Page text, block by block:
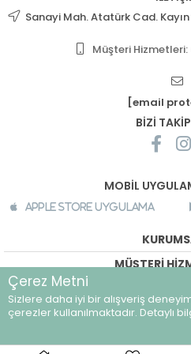
Sanayi Mah. Atatürk Cad.
Müşteri Hizmetleri:
[email
BİZİ
MOBİL
Apple Store Uygulama
MÜŞTERİ
©breeze.com.tr - Tüm
Çerez Metni
Sizlere daha iyi bir alışveriş
çerezler kullanılmaktadır. Detaylı